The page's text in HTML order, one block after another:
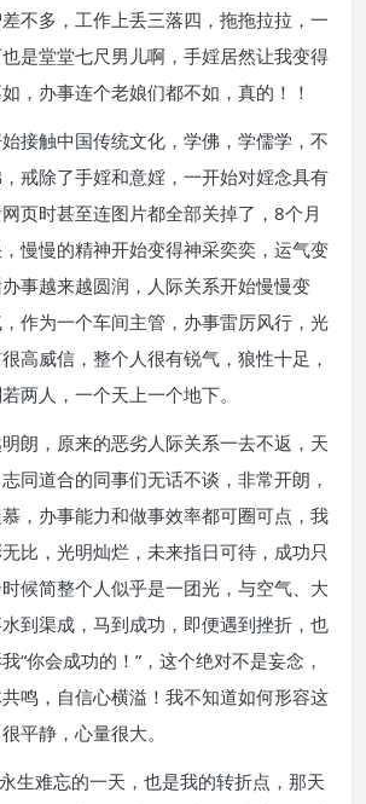
不多，工作上丢三落四，拖拖拉拉，一
是堂堂七尺男儿啊，手婬居然让我变得
，办事连个老娘们都不如，真的！！
接触中国传统文化，学佛，学儒学，不
戒除了手婬和意婬，一开始对婬念具有
页时甚至连图片都全部关掉了，8个月
慢慢的精神开始变得神采奕奕，运气变
事越来越圆润，人际关系开始慢慢变
作为一个车间主管，办事雷厉风行，光
高威信，整个人很有锐气，狼性十足，
两人，一个天上一个地下。
朗，原来的恶劣人际关系一去不返，天
同道合的同事们无话不谈，非常开朗，
，办事能力和做事效率都可圈可点，我
比，光明灿烂，未来指日可待，成功只
候简整个人似乎是一团光，与空气、大
到渠成，马到成功，即便遇到挫折，也
“你会成功的！”，这个绝对不是妄念，
鸣，自信心横溢！我不知道如何形容这
平静，心量很大。
生难忘的一天，也是我的转折点，那天